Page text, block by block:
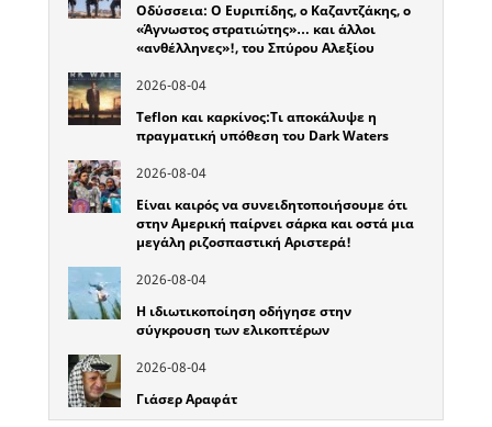
Οδύσσεια: Ο Ευριπίδης, ο Καζαντζάκης, ο
«Άγνωστος στρατιώτης»… και άλλοι
«ανθέλληνες»!, του Σπύρου Αλεξίου
2026-08-04
Teflon και καρκίνος:Τι αποκάλυψε η
πραγματική υπόθεση του Dark Waters
2026-08-04
Είναι καιρός να συνειδητοποιήσουμε ότι
στην Αμερική παίρνει σάρκα και οστά μια
μεγάλη ριζοσπαστική Αριστερά!
2026-08-04
Η ιδιωτικοποίηση οδήγησε στην
σύγκρουση των ελικοπτέρων
2026-08-04
Γιάσερ Αραφάτ